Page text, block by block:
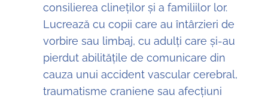
consilierea clineților și a familiilor lor.
Lucrează cu copii care au întârzieri de
vorbire sau limbaj, cu adulți care și-au
pierdut abilitățile de comunicare din
cauza unui accident vascular cerebral,
traumatisme craniene sau afecțiuni